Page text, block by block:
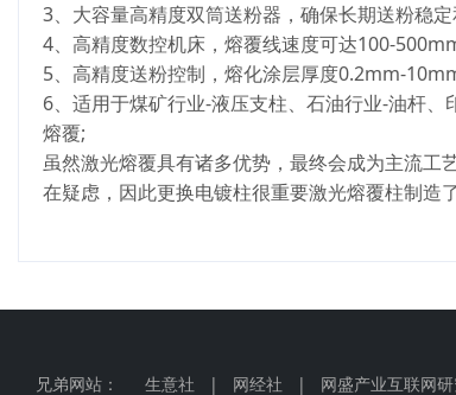
3、大容量高精度双筒送粉器，确保长期送粉稳
4、高精度数控机床，熔覆线速度可达100-
5、高精度送粉控制，熔化涂层厚度0.2mm-
6、适用于煤矿行业-液压支柱、石油行业-油杆
熔覆;
虽然激光熔覆具有诸多优势，最终会成为主流工
在疑虑，因此更换电镀柱很重要激光熔覆柱制造
兄弟网站： 生意社 | 网经社 | 网盛产业互联网